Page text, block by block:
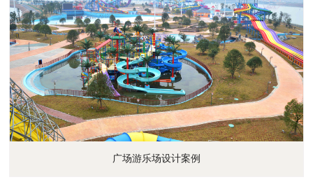
广场游乐场设计案例